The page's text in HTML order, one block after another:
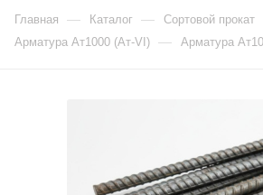
Главная — Каталог — Сортовой прокат
Арматура Ат1000 (Ат-VI) — Арматура